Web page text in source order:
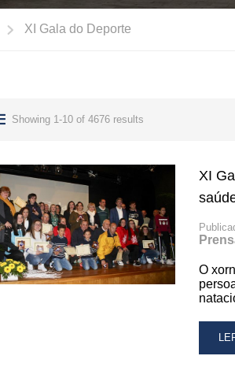
XI Gala do Deporte
Showing 1-10 of 4676 results
XI
O